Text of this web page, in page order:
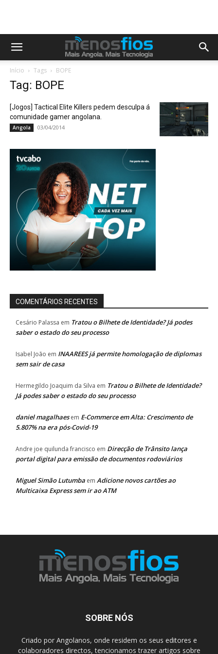
Início Tags BOPE
Tag: BOPE
[Jogos] Tactical Elite Killers pedem desculpa á
comunidade gamer angolana.
Angola 03/04/2014
COMENTÁRIOS RECENTES
Cesário Palassa em Tratou o Bilhete de Identidade? Já podes
saber o estado do seu processo
Isabel João em INAAREES já permite homologação de diplomas
sem sair de casa
Hermegildo Joaquim da Silva em Tratou o Bilhete de Identidade?
Já podes saber o estado do seu processo
daniel magalhaesem E-Commerce em Alta: Crescimento de
5.807% na era pós-Covid-19
Andre joe quilunda francisco em Direcção de Trânsito lança
portal digital para emissão de documentos rodoviários
Miguel Simão Lutumba em Adicione novos cartões ao
Multicaixa Express sem ir ao ATM
SOBRE NÓS
Criado por Angolanos, onde residem os seus editores e
colaboradores directos, tencionamos trazer artigos sobre